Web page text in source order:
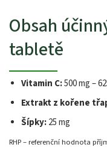
Obsah
tabletě
Vitamin C:500 mg –
Extrakt z kořene
Šípky:25 mg
RHP – referenční hodnota